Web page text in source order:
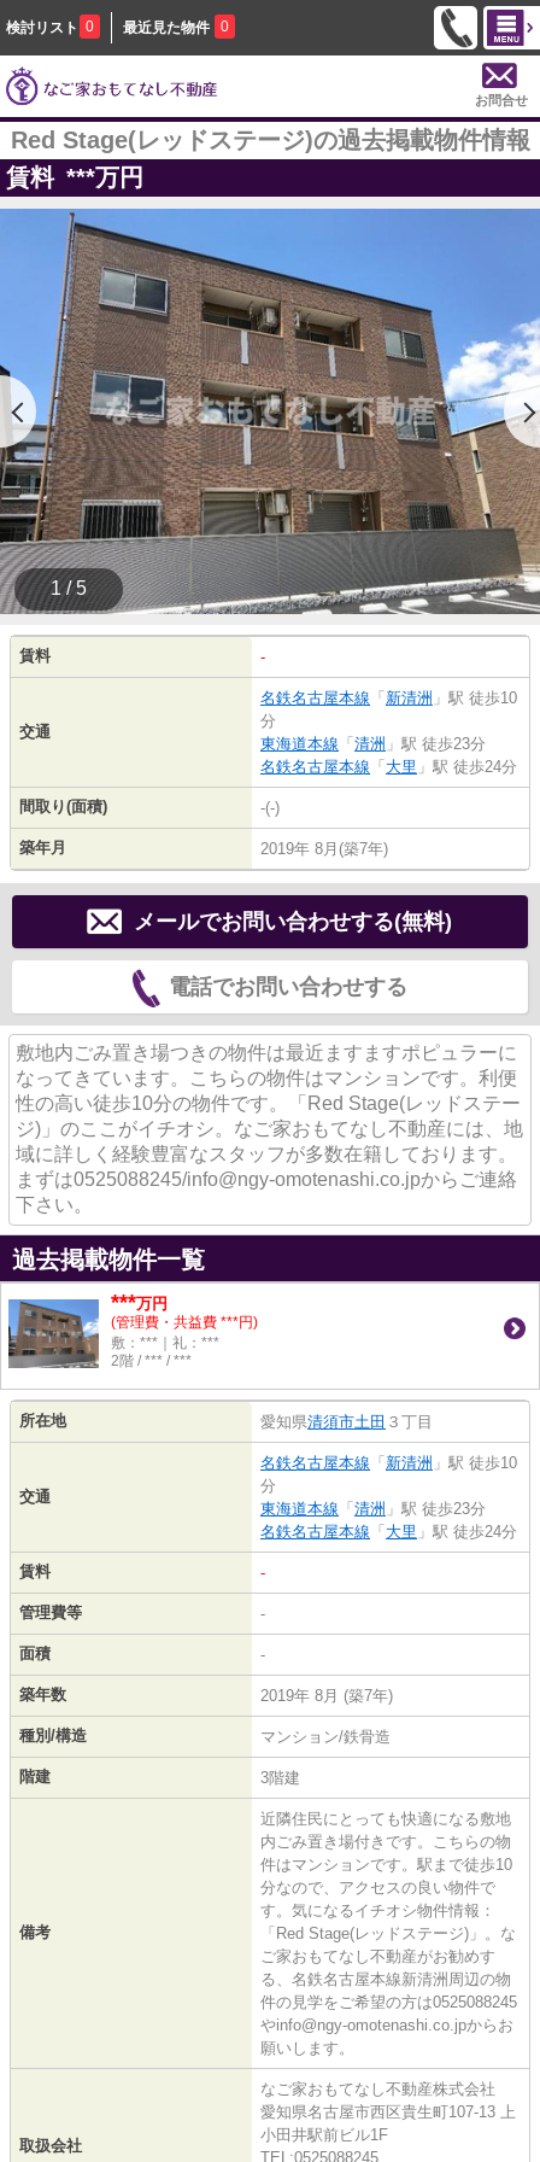
検討リスト 0 最近見た物件 0
お問合せ
Red Stage(レッドステージ)の過去掲載物件情報
賃料 ***万円
1 / 5
賃料 -
交通
名鉄名古屋本線 「 新清洲 」駅 徒歩10
分
東海道本線 「 清洲 」駅 徒歩23分
名鉄名古屋本線 「 大里 」駅 徒歩24分
間取り(面積) -(-)
築年月 2019年 8月(築7年)
メールでお問い合わせする(無料)
電話でお問い合わせする
敷地内ごみ置き場つきの物件は最近ますますポピュラーに
なってきています。こちらの物件はマンションです。利便
性の高い徒歩10分の物件です。「Red Stage(レッドステー
ジ)」のここがイチオシ。なご家おもてなし不動産には、地
域に詳しく経験豊富なスタッフが多数在籍しております。
まずは0525088245/info@ngy-omotenashi.co.jpからご連絡
下さい。
過去掲載物件一覧
***万円
(管理費・共益費 ***円)
敷：***｜礼：***
2階 / *** / ***
所在地 愛知県清須市土田 ３丁目
交通
名鉄名古屋本線 「 新清洲 」駅 徒歩10
分
東海道本線 「 清洲 」駅 徒歩23分
名鉄名古屋本線 「 大里 」駅 徒歩24分
賃料 -
管理費等 -
面積 -
築年数 2019年 8月 (築7年)
種別/構造 マンション/鉄骨造
階建 3階建
備考
近隣住民にとっても快適になる敷地
内ごみ置き場付きです。こちらの物
件はマンションです。駅まで徒歩10
分なので、アクセスの良い物件で
す。気になるイチオシ物件情報：
「Red Stage(レッドステージ)」。な
ご家おもてなし不動産がお勧めす
る、名鉄名古屋本線新清洲周辺の物
件の見学をご希望の方は0525088245
やinfo@ngy-omotenashi.co.jpからお
願いします。
取扱会社
なご家おもてなし不動産株式会社
愛知県名古屋市西区貴生町107-13 上
小田井駅前ビル1F
TEL:0525088245